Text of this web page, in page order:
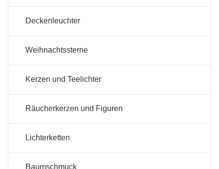
Deckenleuchter
Weihnachtssterne
Kerzen und Teelichter
Räucherkerzen und Figuren
Lichterketten
Baumschmuck